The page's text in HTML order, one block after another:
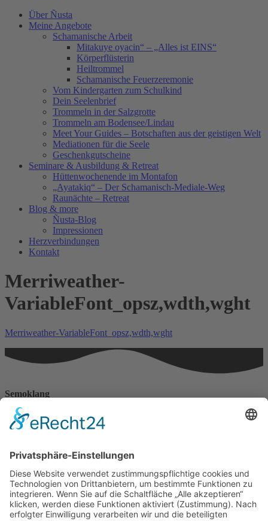
Über Ñusta
Meine Angebote
Schamanische Arbeit
Mitakuye oyacin“ – „Alles ist EINS“
Körperflüsterin
Heiltrommel
Schamanische Feuerzeremonie
Vom Kindergarten zum Schulkind
Dein Seelenbrief
Trommeln in der Salzgrotte
Trommeln am Bodensee/Lindau
Meet Your Guides – Botschaften aus der geistigen Welt
Mediationen für die Seele
Geschenkgutscheine
Seminare & Ausbildung & Retreat
Hüttenwochenende im Montafon
„Ayatakiq“ – Der Schamanisch-Mediale-Weg
Raunächte – Retreat
Blog & more
Ñusta-Blog
Impressionen
Herzverbindungen
Kontakt
Merriweather-
VariableFont_opsz,wdth,wght
Merriweather-VariableFont_opsz,wdth,wght
Semoklang
Haus der Lebenskraft
Erzbergerstr. 15
88239 Wangen
Telefonnummer: 0170 777 4388
Impressum
Datenschutzerklärungen
Datenschutzerklärung